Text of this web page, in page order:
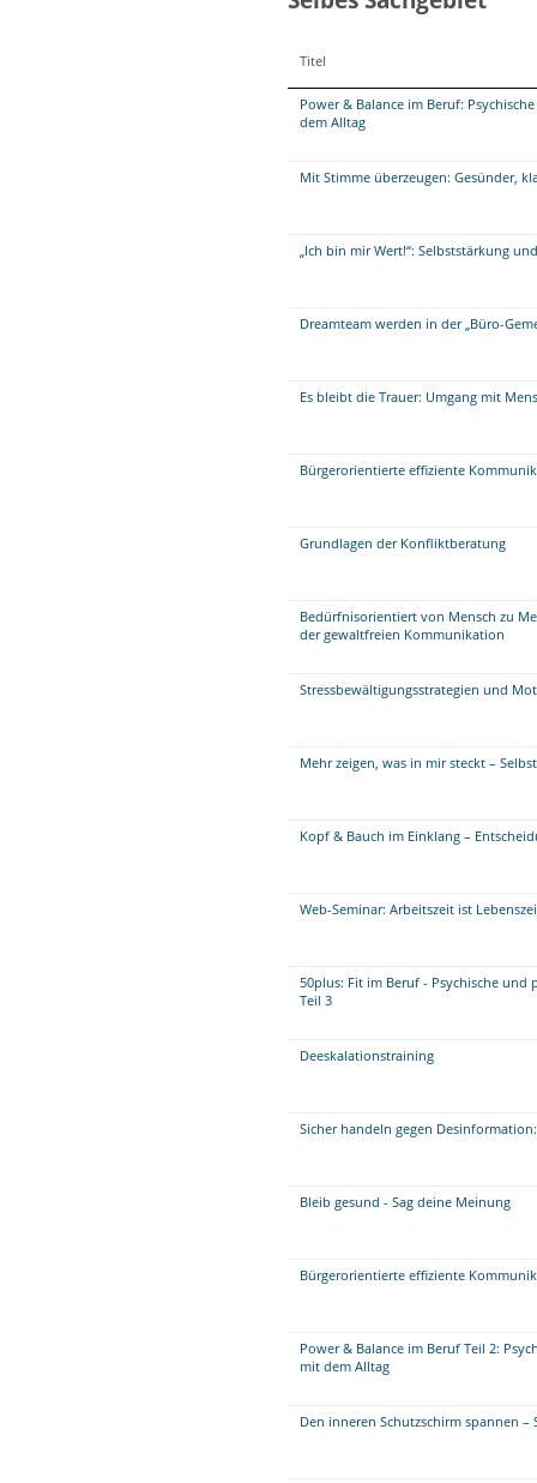
Titel
Power & Balance im Beruf:
dem Alltag
Mit Stimme überzeugen: Gesünder,
„Ich bin mir Wert!“: Selbststärkung
Dreamteam werden in der „Büro-
Es bleibt die Trauer: Umgang mit
Bürgerorientierte effiziente
Grundlagen der Konfliktberatung
Bedürfnisorientiert von Mensch zu
der gewaltfreien Kommunikation
Stressbewältigungsstrategien und
Mehr zeigen, was in mir steckt –
Kopf & Bauch im Einklang –
Web-Seminar: Arbeitszeit ist
50plus: Fit im Beruf - Psychische
Teil 3
Deeskalationstraining
Sicher handeln gegen
Bleib gesund - Sag deine Meinung
Bürgerorientierte effiziente
Power & Balance im Beruf Teil 2:
mit dem Alltag
Den inneren Schutzschirm spannen –